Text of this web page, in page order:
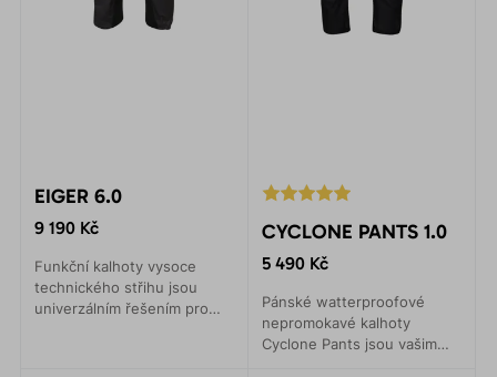
EIGER 6.0
9 190 Kč
Funkční kalhoty vysoce
technického střihu jsou
univerzálním řešením pro
CYCLONE PANTS 1.0
5 490 Kč
Pánské watterproofové
nepromokavé kalhoty
Cyclone Pants jsou vašim